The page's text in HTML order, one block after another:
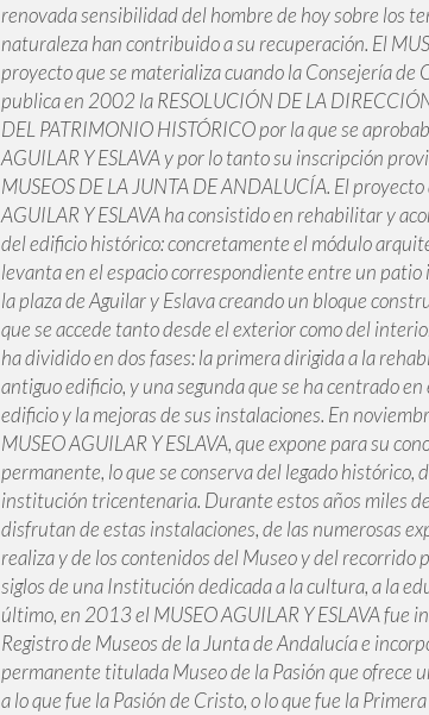
renovada sensibilidad del hombre de hoy sobre los
naturaleza han contribuido a su recuperación. El
proyecto que se materializa cuando la Consejería de
publica en 2002 la RESOLUCIÓN DE LA
DEL PATRIMONIO HISTÓRICO por la que se
AGUILAR Y ESLAVA y por lo tanto su inscripción
MUSEOS DE LA JUNTA DE ANDALUCÍA. El
AGUILAR Y ESLAVA ha consistido en rehabilitar y
del edificio histórico: concretamente el módulo
levanta en el espacio correspondiente entre un
la plaza de Aguilar y Eslava creando un bloque
que se accede tanto desde el exterior como del
ha dividido en dos fases: la primera dirigida a la
antiguo edificio, y una segunda que se ha centrado
edificio y la mejoras de sus instalaciones. En
MUSEO AGUILAR Y ESLAVA, que expone para su
permanente, lo que se conserva del legado
institución tricentenaria. Durante estos años miles
disfrutan de estas instalaciones, de las numerosas
realiza y de los contenidos del Museo y del recorrido
siglos de una Institución dedicada a la cultura, a la
último, en 2013 el MUSEO AGUILAR Y ESLAVA fue
Registro de Museos de la Junta de Andalucía e
permanente titulada Museo de la Pasión que ofrece
a lo que fue la Pasión de Cristo, o lo que fue la